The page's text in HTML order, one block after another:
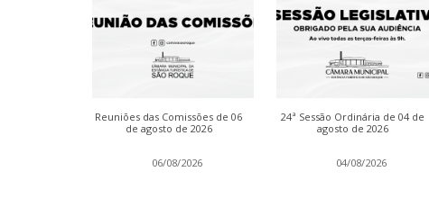
Reuniões das Comissões de 06
de agosto de 2026
06/08/2026
24ª Sessão Ordinária de 04 de
agosto de 2026
04/08/2026